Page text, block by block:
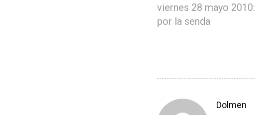
viernes 28 mayo 2010:
por la senda
Dolmen